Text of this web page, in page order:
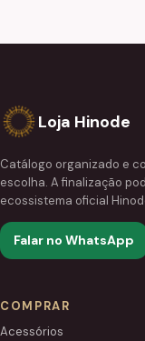
Loja Hinode
Catálogo organizado e
escolha. A finalização
ecossistema oficial
Falar no WhatsApp
COMPRAR
Acessórios